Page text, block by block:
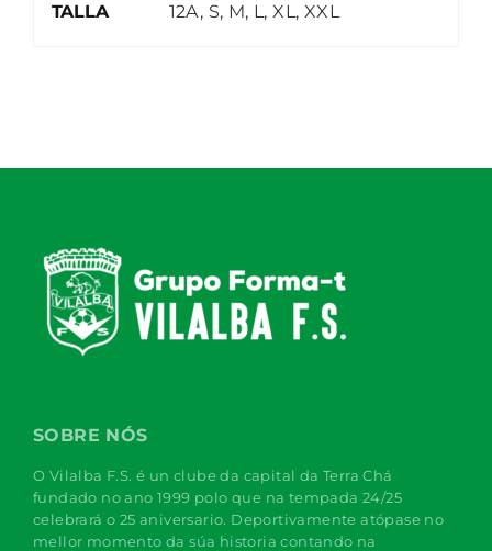
TALLA 12A, S, M, L, XL, XXL
SOBRE NÓS
O Vilalba F.S. é un clube da capital da Terra Chá
fundado no ano 1999 polo que na tempada 24/25
celebrará o 25 aniversario. Deportivamente atópase no
mellor momento da súa historia contando na